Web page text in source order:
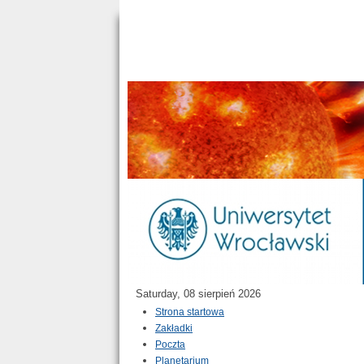
Saturday, 08 sierpień 2026
Strona startowa
Zakładki
Poczta
Planetarium